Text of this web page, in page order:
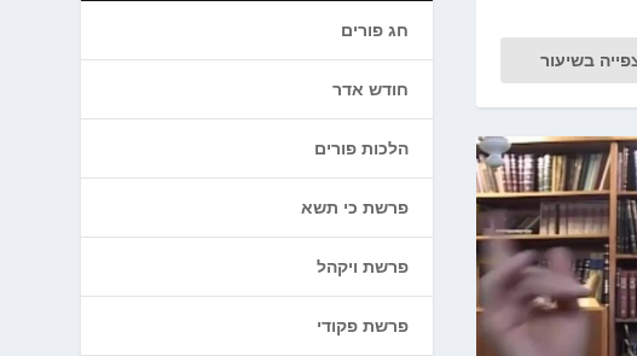
בשיעור
חג פורים
חודש אדר
הלכות פורים
פרשת כי תשא
פרשת ויקהל
פרשת פקודי